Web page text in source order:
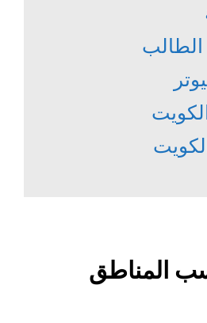
المناطق